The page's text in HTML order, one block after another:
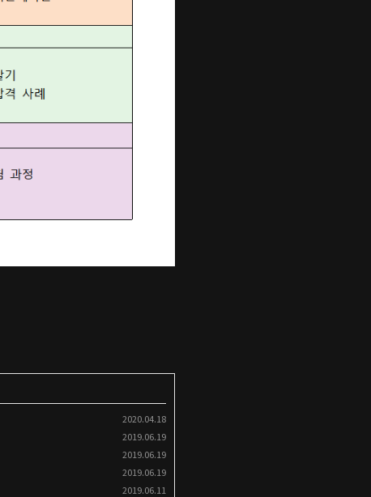
2020.04.18
2019.06.19
2019.06.19
2019.06.19
2019.06.11